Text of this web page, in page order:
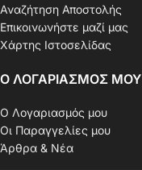
Αναζήτηση Αποστολής
Επικοινωνήστε μαζί μας
Χάρτης Ιστοσελίδας
Ο ΛΟΓΑΡΙΑΣΜΟΣ ΜΟΥ
Ο Λογαριασμός μου
Οι Παραγγελίες μου
Άρθρα & Νέα